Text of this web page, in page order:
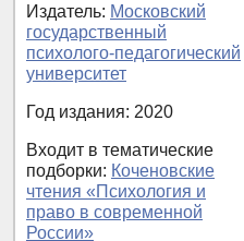
Издатель: Московский
государственный
психолого-педагогический
университет
Год издания: 2020
Входит в тематические
подборки: Коченовские
чтения «Психология и
право в современной
России»